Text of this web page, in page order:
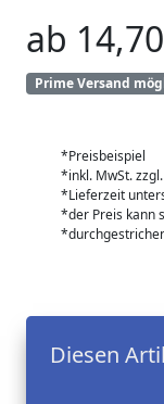
ab
Prime Versand
*Preisbeispiel
*inkl. MwSt.
*Lieferzeit
*der Preis kann
Diesen